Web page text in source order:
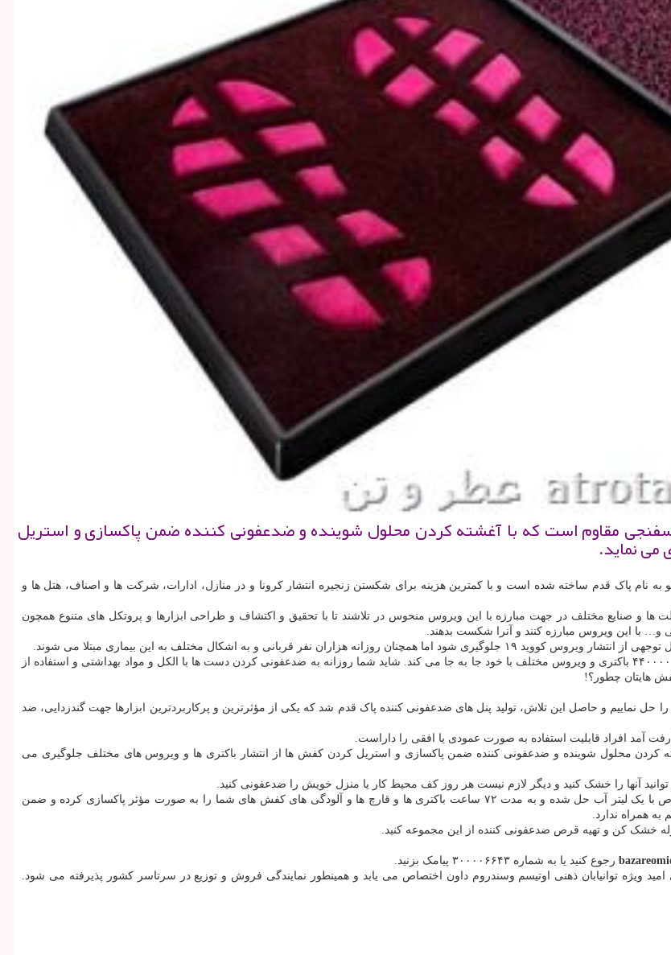
مقاوم است كه با آغشته كردن محلول شوینده و ضدعفونی كننده ضمن پاكسازی و استریل
نماید.
به نام پاک قدم ساخته شده است و با کمترین هزینه برای شکستن زنجیره انتشار کرونا و در منازل، ادارات، شرکت ها و اصناف، هتل ها و
ها و صنایع مختلف در جهت مبارزه با این ویروس منحوس در تلاشند تا با تحقیق و اکتشاف و طراحی ابزارها و پروتکل های متنوع همچون
با این ویروس مبارزه کنند و آنرا شکست بدهند.
قربانی و به اشکال مختلف به این بیماری مبتلا می شوند.
براساس تحقیقات دانشگاه های معتبر، کف کفش های افراد به صورت متوسط حدود ۴۴۰۰۰۰ باکتری و ویروس مختلف با خود جا به جا می کند. شاید شما روزانه به ضدعفونی کردن دست ها با الکل و مواد بهداشتی و استفاده از
هایتان چطور؟!
حل نماییم و حاصل این تلاش، تولید پنل های ضدعفونی کننده پاک قدم شد که یکی از مؤثرترین و پرکاربردترین ابزارها جهت گندزدایی، ضد
آمد افراد قابلیت استفاده به صورت عمودی یا افقی را داراست.
کردن محلول شوینده و ضدعفونی کننده ضمن پاکسازی و استریل کردن کفش ها از انتشار باکتری ها و ویروس های مختلف جلوگیری می
آنها را خشک کنید و دیگر لازم نیست هر روز کف محیط کار یا منزل خویش را ضدعفونی کنید.
در بسته بندی این محصول ۸ عدد قرص جوشان ضدعفونی کننده می باشد که هر قرص با یک لیتر آب حل شده و به مدت ۷۲ ساعت باکتری ها و قارچ ها و آلودگی های کفش های شما را به صورت مؤثر پاکسازی کرده و ضمن
همراه ندارد.
خشک کن و تهیه قرص ضدعفونی کننده از این مجموعه کنید.
رجوع کنید یا به شماره ۳۰۰۰۰۶۶۴۳ پیامک بزنید.
ویژه توانیابان ذهنی اوتیسم وسندروم داون اختصاص می یابد و همینطور نمایندگی فروش و توزیع در سرتاسر کشور پذیرفته می شود.